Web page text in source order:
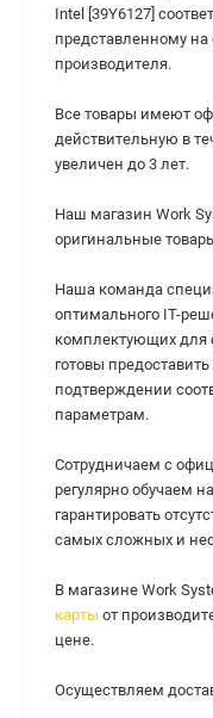
Intel [39Y6127]
представленному
производителя.
Все товары имеют
действительную в
увеличен до 3 лет.
Наш магазин Work
оригинальные
Наша команда
оптимального IT-
комплектующих для
готовы
подтверждении
параметрам.
Сотрудничаем с
регулярно обучаем
гарантировать
самых сложных и
В магазине Work
карты от
цене.
Осуществляем